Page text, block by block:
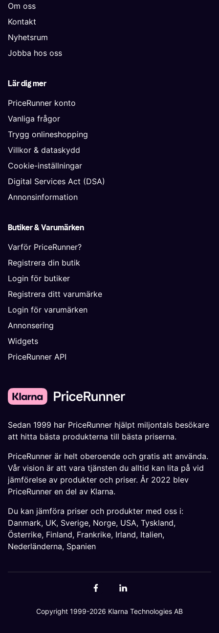
Om oss
Kontakt
Nyhetsrum
Jobba hos oss
Lär dig mer
PriceRunner konto
Vanliga frågor
Trygg onlineshopping
Villkor & dataskydd
Cookie-inställningar
Digital Services Act (DSA)
Annonsinformation
Butiker & Varumärken
Varför PriceRunner?
Registrera din butik
Login för butiker
Registrera ditt varumärke
Login för varumärken
Annonsering
Widgets
PriceRunner API
Sedan 1999 har PriceRunner hjälpt miljontals besökare
att hitta bästa produkterna till bästa priserna.
PriceRunner är helt oberoende och gratis att använda.
Vår vision är att vara tjänsten du alltid kan lita på vid
jämförelse av produkter och priser. År 2022 blev
PriceRunner en del av Klarna.
Du kan jämföra priser och produkter med oss i:
Danmark, UK, Sverige, Norge, USA, Tyskland,
Österrike, Finland, Frankrike, Irland, Italien,
Nederländerna, Spanien
Copyright 1999-2026 Klarna Technologies AB